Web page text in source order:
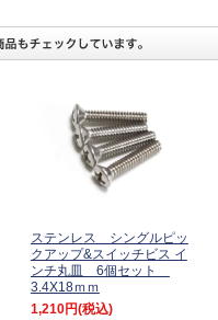
ステンレス シングルピッ
クアップ&スイッチビス イ
ンチ丸皿 6個セット
3.4X18ｍｍ
1,210円(税込)